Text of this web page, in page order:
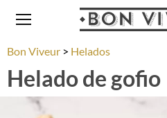
Bon Viveur Helados
Helado de gofio